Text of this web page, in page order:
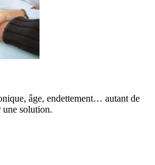
âge, endettement… autant de
une solution.